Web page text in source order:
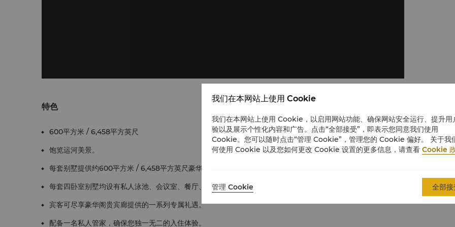
特色
600平方米 / 6,458平方英尺
饱览运河美景。
每套别墅提供约600平方米 / 6,458平方英尺豪华空间。
每套四卧室别墅均设有私人泳池、会议室、餐厅、休闲区及车库。
宾客可尽享豪华阁贵宾廊提供的一系列专属礼遇。
配备一名私人管家，确保您独一无二的入住体验。
我们在本网站上使用 Cookie
我们在本网站上使用 Cookie，以启用网站功能、确保网站安全运行、提升用
验以及展示个性化内容和广告。点击“全部接受”，即表示您同意我们使用
Cookie。您可以随时点击“管理 Cookie”，管理您的 Cookie 偏好。 关于我
何使用 Cookie 以及您如何更改 Cookie 设置的更多信息，请查看 Cookie
管理 Cookie 全部接